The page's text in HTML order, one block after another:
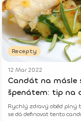
Recepty
12 Mar 2022
Candát na másle
špenátem: tip na
Rychlý zdravý oběd plný
se dá definovat tento